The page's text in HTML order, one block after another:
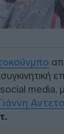
media,